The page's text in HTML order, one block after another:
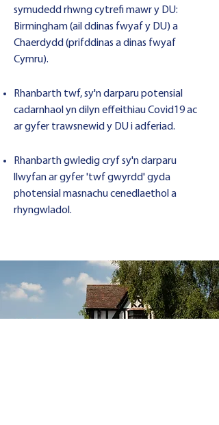
symudedd rhwng cytrefi mawr y DU:
Birmingham (ail ddinas fwyaf y DU) a
Chaerdydd (prifddinas a dinas fwyaf
Cymru).
Rhanbarth twf, sy'n darparu potensial
cadarnhaol yn dilyn effeithiau Covid19 ac
ar gyfer trawsnewid y DU i adferiad.
Rhanbarth gwledig cryf sy'n darparu
llwyfan ar gyfer 'twf gwyrdd' gyda
photensial masnachu cenedlaethol a
rhyngwladol.